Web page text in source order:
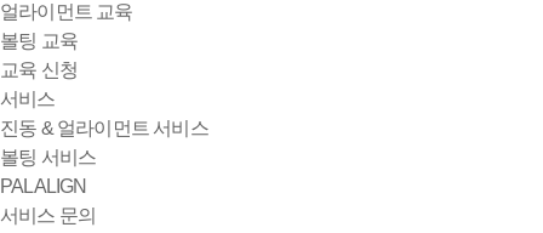
얼라이먼트 교육
볼팅 교육
교육 신청
서비스
진동 & 얼라이먼트 서비스
볼팅 서비스
PALALIGN
서비스 문의